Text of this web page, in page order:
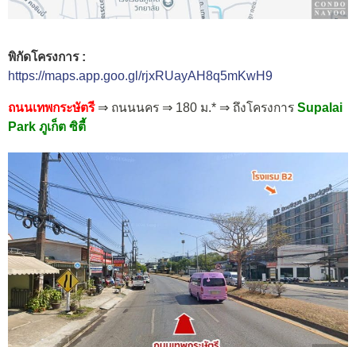
พิกัดโครงการ :
https://maps.app.goo.gl/rjxRUayAH8q5mKwH9
ถนนเทพกระษัตรี⇒ ถนนนคร ⇒ 180 ม.* ⇒ ถึงโครงการ Supalai
Park ภูเก็ต ซิตี้